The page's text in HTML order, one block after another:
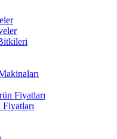
Fiyatları